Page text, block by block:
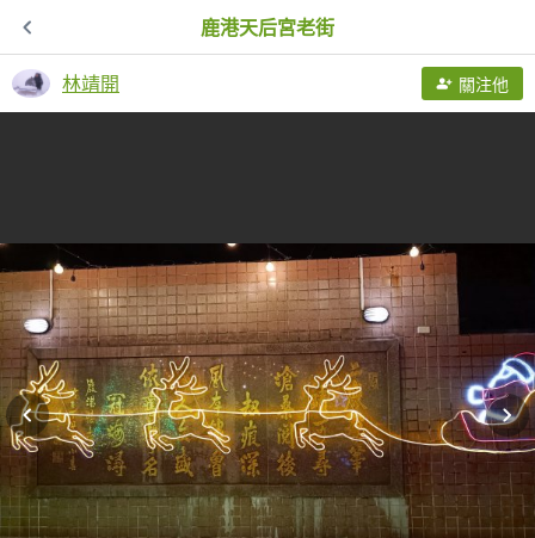
鹿港天后宮老街
林靖開 關注他